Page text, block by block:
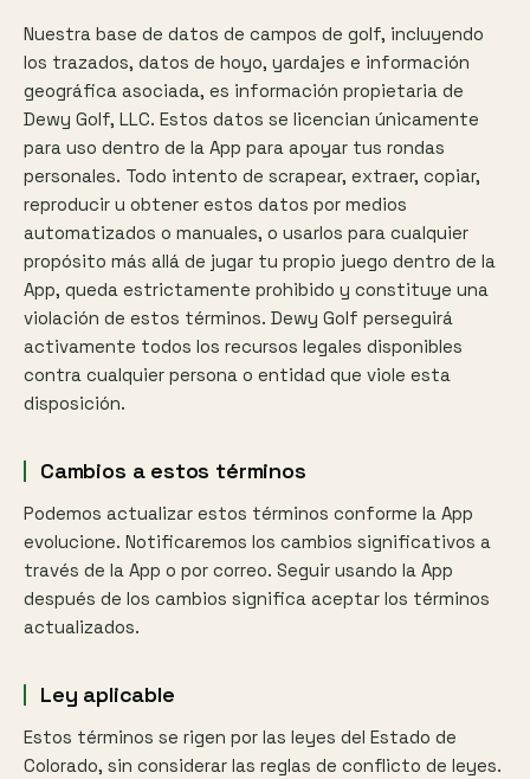
Nuestra base de datos de campos de golf, incluyendo
los trazados, datos de hoyo, yardajes e información
geográfica asociada, es información propietaria de
Dewy Golf, LLC. Estos datos se licencian únicamente
para uso dentro de la App para apoyar tus rondas
personales. Todo intento de scrapear, extraer, copiar,
reproducir u obtener estos datos por medios
automatizados o manuales, o usarlos para cualquier
propósito más allá de jugar tu propio juego dentro de la
App, queda estrictamente prohibido y constituye una
violación de estos términos. Dewy Golf perseguirá
activamente todos los recursos legales disponibles
contra cualquier persona o entidad que viole esta
disposición.
Cambios a estos términos
Podemos actualizar estos términos conforme la App
evolucione. Notificaremos los cambios significativos a
través de la App o por correo. Seguir usando la App
después de los cambios significa aceptar los términos
actualizados.
Ley aplicable
Estos términos se rigen por las leyes del Estado de
Colorado, sin considerar las reglas de conflicto de leyes.